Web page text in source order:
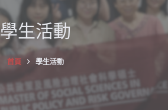
學生活動
首頁 學生活動